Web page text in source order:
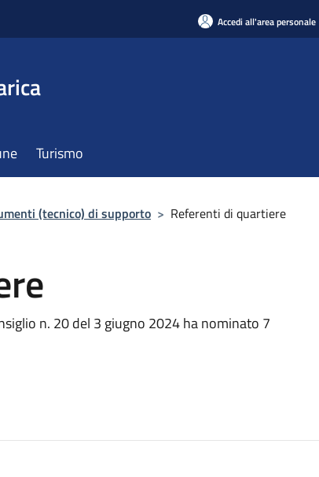
Accedi all'area personale
Turismo
(tecnico) di supporto > Referenti di quartiere
n. 20 del 3 giugno 2024 ha nominato 7